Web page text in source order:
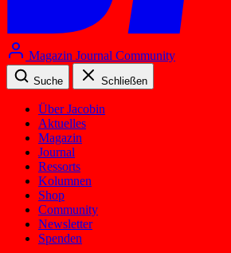
Magazin Journal Community
Suche Schließen
Über Jacobin
Aktuelles
Magazin
Journal
Ressorts
Kolumnen
Shop
Community
Newsletter
Spenden